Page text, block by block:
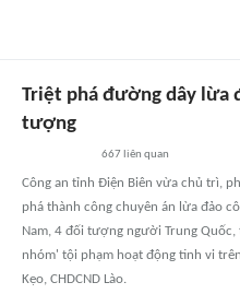
Triệt phá đường dây lừa
tượng
667liên quan
Công an tỉnh Điện Biên vừa chủ trì,
phá thành công chuyên án lừa đảo
Nam, 4 đối tượng người Trung
nhóm' tội phạm hoạt động tinh vi
Kẹo, CHDCND Lào.